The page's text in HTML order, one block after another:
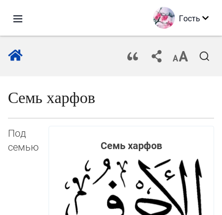
Гость
Семь харфов
Семь харфов
Под
семью